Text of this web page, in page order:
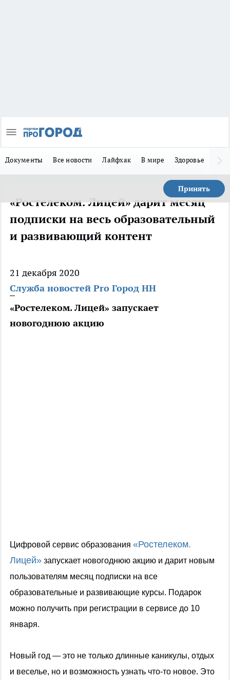
Документы Все новости Лайфхак В мире Здоровье
Принять
«Ростелеком. Лицей» дарит месяц
подписки на весь образовательный
и развивающий контент
21 декабря 2020
Служба новостей Pro Город НН
«Ростелеком. Лицей» запускает
новогоднюю акцию
Цифровой сервис образования «Ростелеком.
Лицей» запускает новогоднюю акцию и дарит новым
пользователям месяц подписки на все
образовательные и развивающие курсы. Подарок
можно получить при регистрации в сервисе до 10
января.
Новый год — это не только длинные каникулы, отдых
и веселье, но и возможность узнать что-то новое. Это